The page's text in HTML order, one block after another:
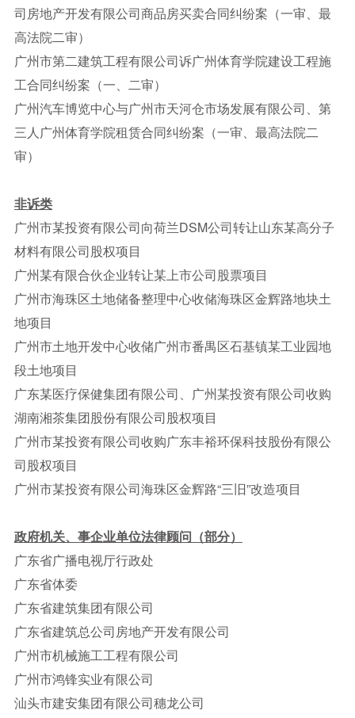
司房地产开发有限公司商品房买卖合同纠纷案（一审、最
高法院二审）
广州市第二建筑工程有限公司诉广州体育学院建设工程施
工合同纠纷案（一、二审）
广州汽车博览中心与广州市天河仓市场发展有限公司、第
三人广州体育学院租赁合同纠纷案（一审、最高法院二
审）
非诉类
广州市某投资有限公司向荷兰DSM公司转让山东某高分子
材料有限公司股权项目
广州某有限合伙企业转让某上市公司股票项目
广州市海珠区土地储备整理中心收储海珠区金辉路地块土
地项目
广州市土地开发中心收储广州市番禺区石基镇某工业园地
段土地项目
广东某医疗保健集团有限公司、广州某投资有限公司收购
湖南湘茶集团股份有限公司股权项目
广州市某投资有限公司收购广东丰裕环保科技股份有限公
司股权项目
广州市某投资有限公司海珠区金辉路“三旧”改造项目
政府机关、事企业单位法律顾问（部分）
广东省广播电视厅行政处
广东省体委
广东省建筑集团有限公司
广东省建筑总公司房地产开发有限公司
广州市机械施工工程有限公司
广州市鸿锋实业有限公司
汕头市建安集团有限公司穗龙公司